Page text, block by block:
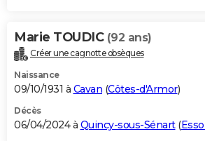
Marie TOUDIC (92 ans)
Créer une cagnotte obsèques
Naissance
09/10/1931 à Cavan (Côtes-d'Armor)
Décès
06/04/2024 à Quincy-sous-Sénart(